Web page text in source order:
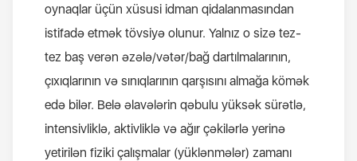
oynaqlar üçün xüsusi idman qidalanmasından
istifadə etmək tövsiyə olunur. Yalnız o sizə tez-
tez baş verən əzələ/vətər/bağ dartılmalarının,
çıxıqlarının və sınıqlarının qarşısını almağa kömək
edə bilər. Belə əlavələrin qəbulu yüksək sürətlə,
intensivliklə, aktivliklə və ağır çəkilərlə yerinə
yetirilən fiziki çalışmalar (yüklənmələr) zamanı